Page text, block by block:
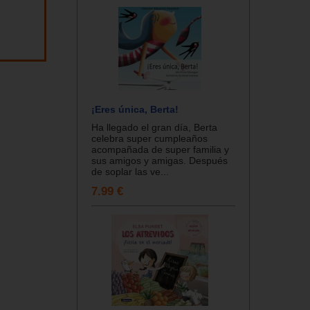
¡Eres única, Berta!
Ha llegado el gran día, Berta
celebra super cumpleaños
acompañada de super familia y
sus amigos y amigas. Después
de soplar las ve...
7.99 €